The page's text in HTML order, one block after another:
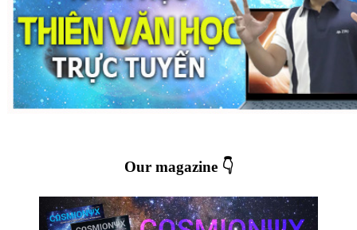
Our magazine 👇